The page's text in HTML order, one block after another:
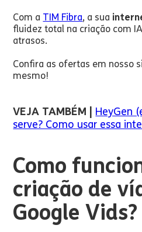
Com a TIM Fibra, a sua
fluidez total na criação com
atrasos.
Confira as ofertas em nosso
mesmo!
VEJA TAMBÉM |
HeyGen
serve? Como usar essa
Como
criação de
Google Vids?